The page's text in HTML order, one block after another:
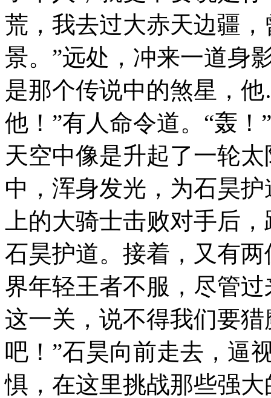
荒，我去过大赤天边疆
景。”远处，冲来一道身
是那个传说中的煞星，
他！”有人命令道。“轰
天空中像是升起了一轮
中，浑身发光，为石昊
上的大骑士击败对手后
石昊护道。接着，又有
界年轻王者不服，尽管
这一关，说不得我们要
吧！”石昊向前走去，逼
惧，在这里挑战那些强